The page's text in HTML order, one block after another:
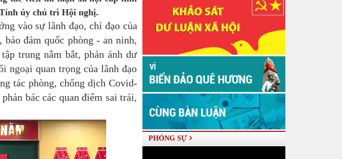
ủy chủ trì Hội nghị.
vào sự lãnh đạo, chỉ đạo của
đảm quốc phòng - an ninh,
trung nắm bắt, phản ánh dư
ngoại quan trọng của lãnh đạo
tác phòng, chống dịch Covid-
bác các quan điểm sai trái,
PHÓNG SỰ